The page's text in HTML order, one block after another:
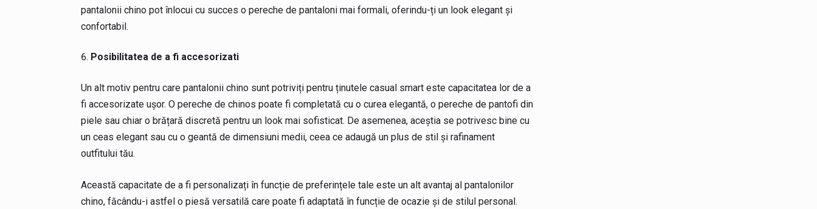
pantalonii chino pot înlocui cu succes o pereche de pantaloni mai formali, oferindu-ți un look elegant și
confortabil.
Posibilitatea de a fi accesorizati
Un alt motiv pentru care pantalonii chino sunt potriviți pentru ținutele casual smart este capacitatea lor de a
fi accesorizate ușor. O pereche de chinos poate fi completată cu o curea elegantă, o pereche de pantofi din
piele sau chiar o brățară discretă pentru un look mai sofisticat. De asemenea, aceștia se potrivesc bine cu
un ceas elegant sau cu o geantă de dimensiuni medii, ceea ce adaugă un plus de stil și rafinament
outfitului tău.
Această capacitate de a fi personalizați în funcție de preferințele tale este un alt avantaj al pantalonilor
chino, făcându-i astfel o piesă versatilă care poate fi adaptată în funcție de ocazie și de stilul personal.